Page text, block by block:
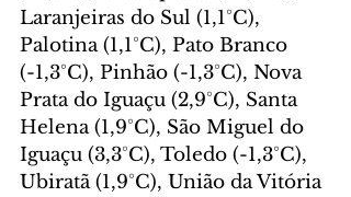
Laranjeiras do Sul (1,1°C),
Palotina (1,1°C), Pato Branco
(-1,3°C), Pinhão (-1,3°C), Nova
Prata do Iguaçu (2,9°C), Santa
Helena (1,9°C), São Miguel do
Iguaçu (3,3°C), Toledo (-1,3°C),
Ubiratã (1,9°C), União da Vitória